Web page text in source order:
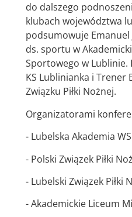
do dalszego
klubach województwa
podsumowuje
ds. sportu w
Sportowego w
KS Lublinianka i Trener
Związku Piłki Nożnej.
Organizatorami
- Lubelska Akademia
- Polski Związek Piłki
- Lubelski Związek Piłki
- Akademickie Liceum